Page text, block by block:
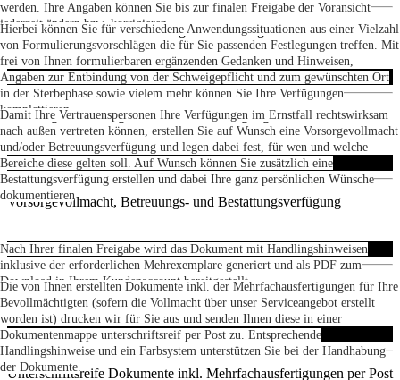
Online-Interview zur Erstellung Ihrer Vorsorgedokumente
Einmalige Erstellung einer Patientenverfügung
Vorsorgevollmacht, Betreuungs- und Bestattungsverfügung
PDF zum Download und Ausdruck
Unterschriftsreife Dokumente inkl. Mehrfachausfertigungen per Post
werden. Ihre Angaben können Sie bis zur finalen Freigabe der Voransicht
jederzeit ändern bzw. korrigieren.
Hierbei können Sie für verschiedene Anwendungssituationen aus einer Vielzahl
von Formulierungsvorschlägen die für Sie passenden Festlegungen treffen. Mit
frei von Ihnen formulierbaren ergänzenden Gedanken und Hinweisen,
Angaben zur Entbindung von der Schweigepflicht und zum gewünschten Ort
in der Sterbephase sowie vielem mehr können Sie Ihre Verfügungen
komplettieren.
Damit Ihre Vertrauenspersonen Ihre Verfügungen im Ernstfall rechtswirksam
nach außen vertreten können, erstellen Sie auf Wunsch eine Vorsorgevollmacht
und/oder Betreuungsverfügung und legen dabei fest, für wen und welche
Bereiche diese gelten soll. Auf Wunsch können Sie zusätzlich eine
Bestattungsverfügung erstellen und dabei Ihre ganz persönlichen Wünsche
dokumentieren
Nach Ihrer finalen Freigabe wird das Dokument mit Handlingshinweisen
inklusive der erforderlichen Mehrexemplare generiert und als PDF zum
Download in Ihrem Kundenaccount bereitgestellt.
Die von Ihnen erstellten Dokumente inkl. der Mehrfachausfertigungen für Ihre
Bevollmächtigten (sofern die Vollmacht über unser Serviceangebot erstellt
worden ist) drucken wir für Sie aus und senden Ihnen diese in einer
Dokumentenmappe unterschriftsreif per Post zu. Entsprechende
Handlingshinweise und ein Farbsystem unterstützen Sie bei der Handhabung
der Dokumente.